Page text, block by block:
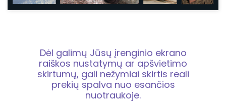
Dėl galimų Jūsų įrenginio ekrano
raiškos nustatymų ar apšvietimo
skirtumų, gali nežymiai skirtis reali
prekių spalva nuo esančios
nuotraukoje.